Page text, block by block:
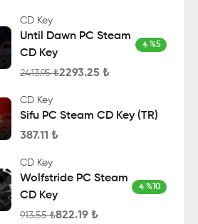
CD Key
Until Dawn PC Steam
CD Key
%5
2413.95₺2293.25 ₺
CD Key
Sifu PC Steam CD Key (TR)
387.11 ₺
CD Key
Wolfstride PC Steam
CD Key
%10
913.55₺822.19 ₺